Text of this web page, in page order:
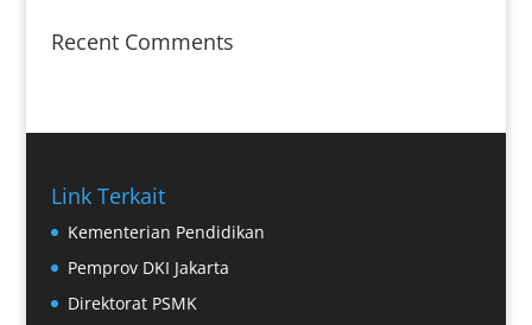
Recent Comments
Link Terkait
Kementerian Pendidikan
Pemprov DKI Jakarta
Direktorat PSMK